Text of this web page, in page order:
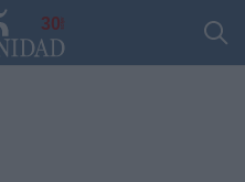
30